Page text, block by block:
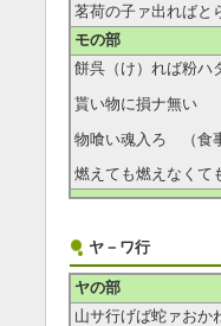
茗荷の子ァ出ればと
モの部
餅呉（け）れば粉
貰い物に損ナ無い
物喰い魂入ろ （食
燃えても燃えなくて
ヤ－ワ行
ヤの部
山サ行げば蛇ァおか